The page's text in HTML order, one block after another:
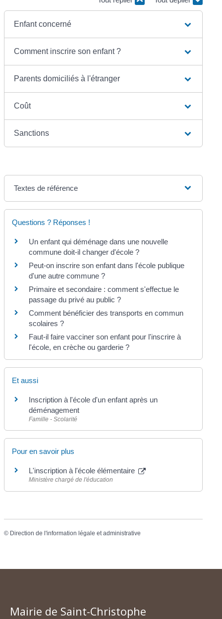
Enfant concerné
Comment inscrire son enfant ?
Parents domiciliés à l'étranger
Coût
Sanctions
Textes de référence
Questions ? Réponses !
Un enfant qui déménage dans une nouvelle
commune doit-il changer d'école ?
Peut-on inscrire son enfant dans l'école publique
d'une autre commune ?
Primaire et secondaire : comment s'effectue le
passage du privé au public ?
Comment bénéficier des transports en commun
scolaires ?
Faut-il faire vacciner son enfant pour l'inscrire à
l'école, en crèche ou garderie ?
Et aussi
Inscription à l'école d'un enfant après un
déménagement
Famille - Scolarité
Pour en savoir plus
L'inscription à l'école élémentaire
Ministère chargé de l'éducation
© Direction de l'information légale et administrative
Mairie de Saint-Christophe